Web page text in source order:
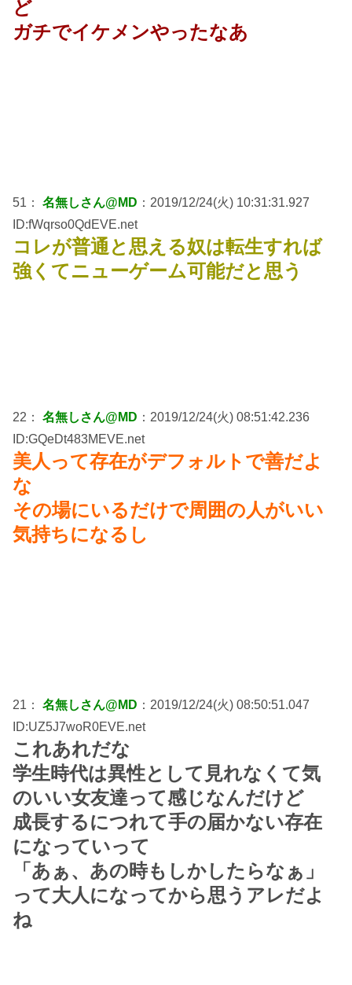
ど
ガチでイケメンやったなあ
51： 名無しさん@MD ：2019/12/24(火) 10:31:31.927
ID:fWqrso0QdEVE.net
コレが普通と思える奴は転生すれば
強くてニューゲーム可能だと思う
22： 名無しさん@MD ：2019/12/24(火) 08:51:42.236
ID:GQeDt483MEVE.net
美人って存在がデフォルトで善だよ
な
その場にいるだけで周囲の人がいい
気持ちになるし
21： 名無しさん@MD ：2019/12/24(火) 08:50:51.047
ID:UZ5J7woR0EVE.net
これあれだな
学生時代は異性として見れなくて気
のいい女友達って感じなんだけど
成長するにつれて手の届かない存在
になっていって
「あぁ、あの時もしかしたらなぁ」
って大人になってから思うアレだよ
ね